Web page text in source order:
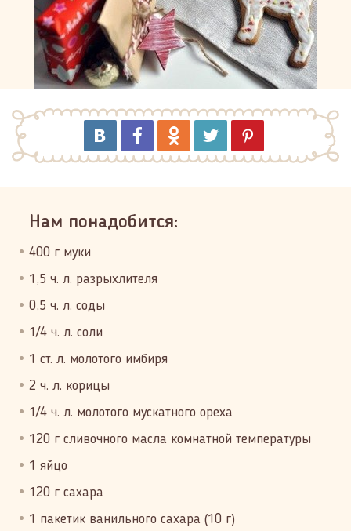
Нам понадобится:
400 г муки
1,5 ч. л. разрыхлителя
0,5 ч. л. соды
1/4 ч. л. соли
1 ст. л. молотого имбиря
2 ч. л. корицы
1/4 ч. л. молотого мускатного ореха
120 г сливочного масла комнатной температуры
1 яйцо
120 г сахара
1 пакетик ванильного сахара (10 г)